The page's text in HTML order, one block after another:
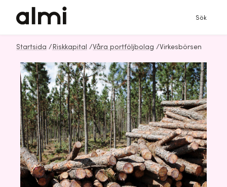
Sök
Startsida / Riskkapital /Våra portföljbolag /Virkesbörsen